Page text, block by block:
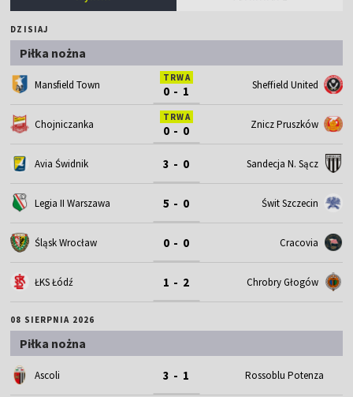
DZISIAJ
Piłka nożna
Mansfield Town
TRWA
0 - 1 Sheffield United
Chojniczanka
TRWA
0 - 0 Znicz Pruszków
Avia Świdnik 3 - 0 Sandecja N. Sącz
Legia II Warszawa 5 - 0 Świt Szczecin
Śląsk Wrocław 0 - 0 Cracovia
ŁKS Łódź 1 - 2 Chrobry Głogów
08 SIERPNIA 2026
Piłka nożna
Ascoli 3 - 1 Rossoblu Potenza